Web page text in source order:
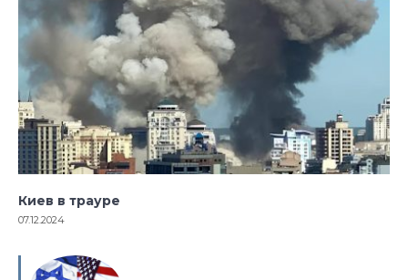
Киев в трауре
07.12.2024